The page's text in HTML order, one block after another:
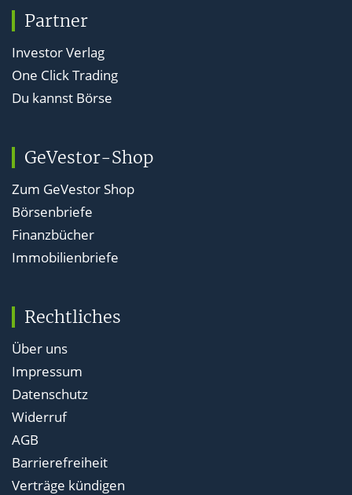
Partner
Investor Verlag
One Click Trading
Du kannst Börse
GeVestor-Shop
Zum GeVestor Shop
Börsenbriefe
Finanzbücher
Immobilienbriefe
Rechtliches
Über uns
Impressum
Datenschutz
Widerruf
AGB
Barrierefreiheit
Verträge kündigen